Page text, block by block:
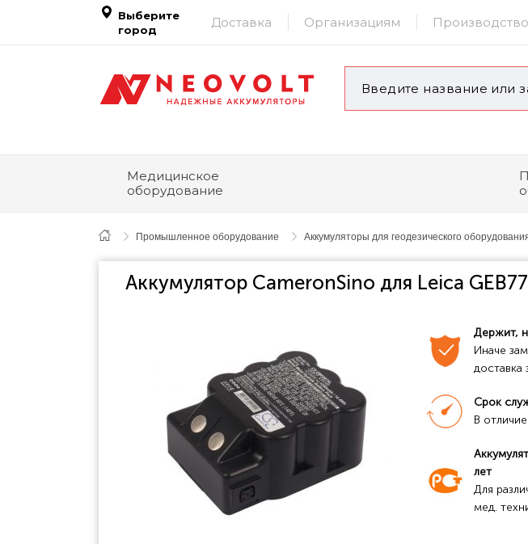
Выберите
город
Доставка Организациям Производство
Медицинское
оборудование
Промышленное оборудование Аккумуляторы для геодезического
Аккумулятор CameronSino для Leica
Держит,
Иначе
доставка
Срок
В
лет
Для
мед.